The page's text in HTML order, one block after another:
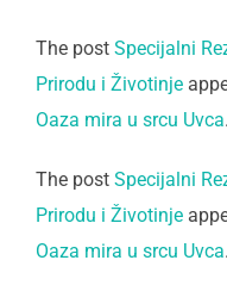
The post Specijalni
Prirodu i Životinje
Oaza mira u srcu Uvca.
The post Specijalni
Prirodu i Životinje
Oaza mira u srcu Uvca.